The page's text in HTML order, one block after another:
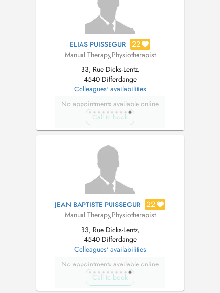
ELIAS PUISSEGUR 22
Manual Therapy,Physiotherapist
33, Rue Dicks-Lentz,
4540 Differdange
Colleagues' availabilities
No appointments available online
Call to book
JEAN BAPTISTE PUISSEGUR 22
Manual Therapy,Physiotherapist
33, Rue Dicks-Lentz,
4540 Differdange
Colleagues' availabilities
No appointments available online
Call to book